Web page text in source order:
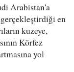
Arabistan'a
en
kuzeye,
Körfez
yol